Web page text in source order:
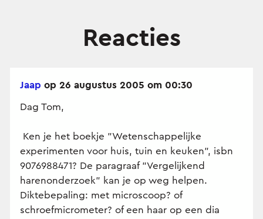
Reacties
Jaap op 26 augustus 2005 om 00:30
Dag Tom,
Ken je het boekje "Wetenschappelijke
experimenten voor huis, tuin en keuken", isbn
9076988471? De paragraaf "Vergelijkend
harenonderzoek" kan je op weg helpen.
Diktebepaling: met microscoop? of
schroefmicrometer? of een haar op een dia